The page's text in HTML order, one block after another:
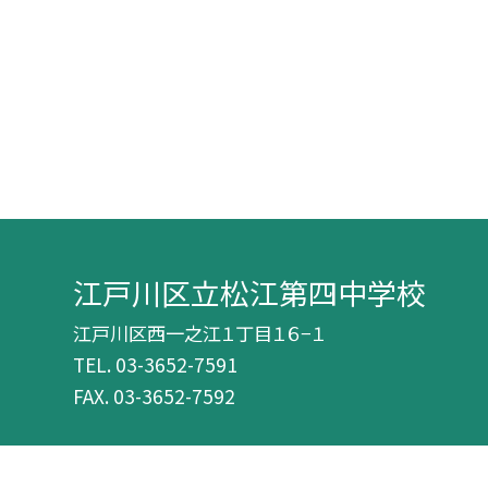
江戸川区立松江第四中学校
江戸川区西一之江１丁目１６−１
TEL. 03-3652-7591
FAX. 03-3652-7592